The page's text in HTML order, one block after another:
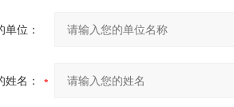
单位：
姓名：